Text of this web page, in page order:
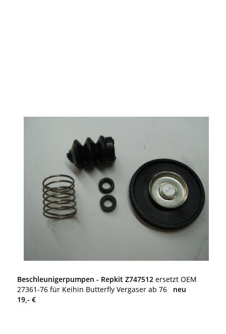
Beschleunigerpumpen - Repkit Z747512 ersetzt OEM
27361-76 für Keihin Butterfly Vergaser ab 76neu
19,- €